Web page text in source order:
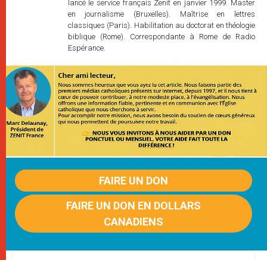
lancé le service français Zenit en janvier 1999. Master
en journalisme (Bruxelles). Maîtrise en lettres
classiques (Paris). Habilitation au doctorat en théologie
biblique (Rome). Correspondante à Rome de Radio
Espérance.
FAIRE UN DON
FAIRE UN DON EN DOLLARS
CANADIENS